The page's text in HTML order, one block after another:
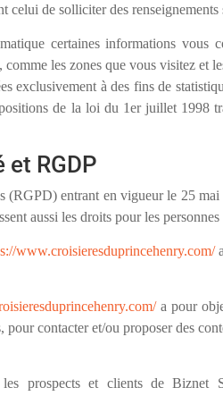
celui de solliciter des
certaines informations
les zones que vous visitez et
exclusivement à des fins de
de la loi du 1er juillet
RGDP
(RGPD) entrant en vigueur le 25
aussi les droits pour les personnes
www.croisieresduprincehenry.com/
a pour
contacter et/ou proposer des
prospects et clients de